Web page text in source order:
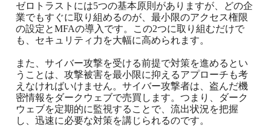
ゼロトラストには5つの基本原則がありますが、どの企
業でもすぐに取り組めるのが、最小限のアクセス権限
の設定とMFAの導入です。この2つに取り組むだけで
も、セキュリティ力を大幅に高められます。
また、サイバー攻撃を受ける前提で対策を進めるとい
うことは、攻撃被害を最小限に抑えるアプローチも考
えなければいけません。サイバー攻撃者は、盗んだ機
密情報をダークウェブで売買します。つまり、ダーク
ウェブを定期的に監視することで、流出状況を把握
し、迅速に必要な対策を講じられるのです。